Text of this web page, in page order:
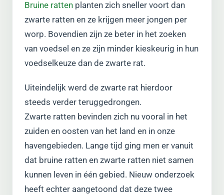
Bruine ratten planten zich sneller voort dan
zwarte ratten en ze krijgen meer jongen per
worp. Bovendien zijn ze beter in het zoeken
van voedsel en ze zijn minder kieskeurig in hun
voedselkeuze dan de zwarte rat.
Uiteindelijk werd de zwarte rat hierdoor
steeds verder teruggedrongen.
Zwarte ratten bevinden zich nu vooral in het
zuiden en oosten van het land en in onze
havengebieden. Lange tijd ging men er vanuit
dat bruine ratten en zwarte ratten niet samen
kunnen leven in één gebied. Nieuw onderzoek
heeft echter aangetoond dat deze twee